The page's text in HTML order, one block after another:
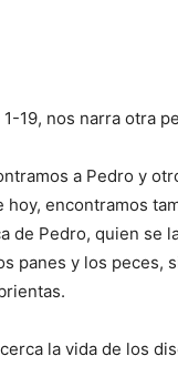
19, nos narra otra
a Pedro y
hoy, encontra­mos
de Pedro, quien se
panes y los peces,
la vida de los